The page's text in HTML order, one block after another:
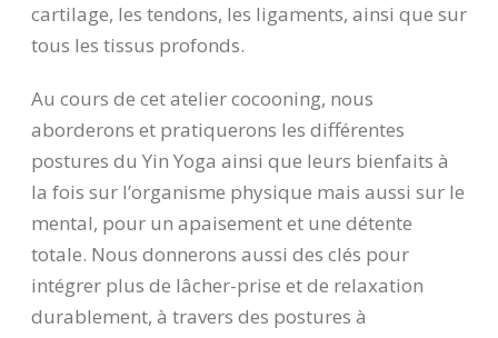
cartilage, les tendons, les ligaments, ainsi que sur
tous les tissus profonds.
Au cours de cet atelier cocooning, nous
aborderons et pratiquerons les différentes
postures du Yin Yoga ainsi que leurs bienfaits à
la fois sur l’organisme physique mais aussi sur le
mental, pour un apaisement et une détente
totale. Nous donnerons aussi des clés pour
intégrer plus de lâcher-prise et de relaxation
durablement, à travers des postures à